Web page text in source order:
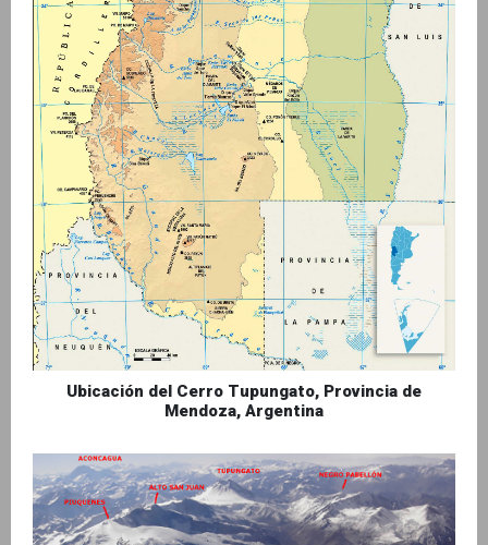
Ubicación del Cerro Tupungato, Provincia de
Mendoza, Argentina